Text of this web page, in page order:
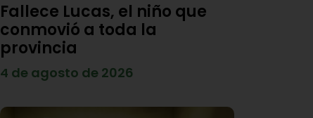
Fallece Lucas, el niño que
conmovió a toda la
provincia
4 de agosto de 2026